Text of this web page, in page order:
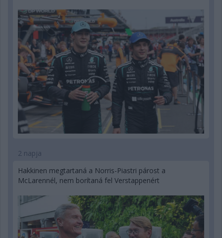
2 napja
Hakkinen megtartaná a Norris-Piastri párost a
McLarennél, nem borítaná fel Verstappenért